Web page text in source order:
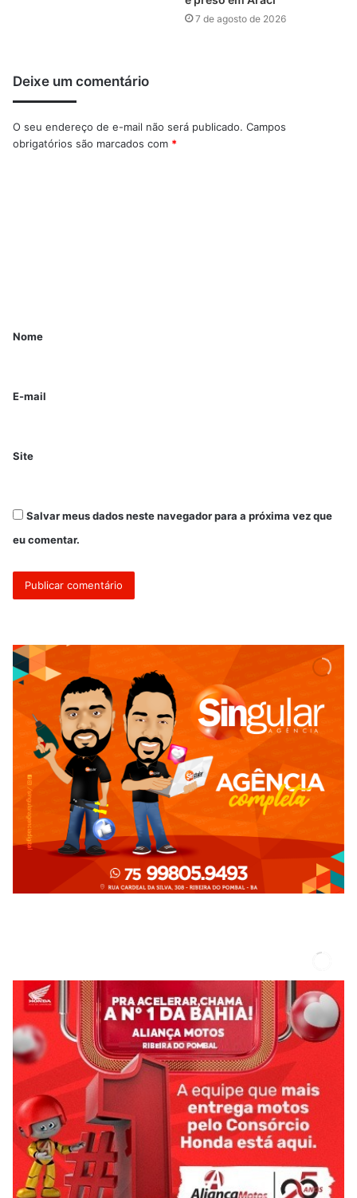
7 de agosto de 2026
Deixe um comentário
O seu endereço de e-mail não será publicado. Campos
obrigatórios são marcados com *
Nome
E-mail
Site
Salvar meus dados neste navegador para a próxima vez que
eu comentar.